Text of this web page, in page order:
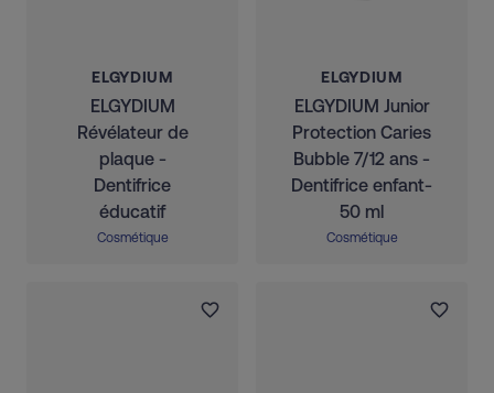
ELGYDIUM
ELGYDIUM
Révélateur de
plaque -
Dentifrice
éducatif
Cosmétique
ELGYDIUM
ELGYDIUM Junior
Protection Caries
Bubble 7/12 ans -
Dentifrice enfant-
50 ml
Cosmétique